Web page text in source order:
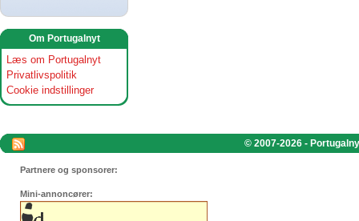
Om Portugalnyt
Læs om Portugalnyt
Privatlivspolitik
Cookie indstillinger
© 2007-2026 -
Partnere og sponsorer:
Mini-annoncører: